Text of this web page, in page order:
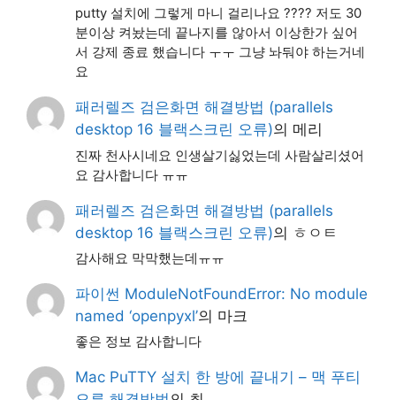
putty 설치에 그렇게 마니 걸리나요 ???? 저도 30
분이상 켜놨는데 끝나지를 않아서 이상한가 싶어
서 강제 종료 했습니다 ㅜㅜ 그냥 놔둬야 하는거네
요
패러렐즈 검은화면 해결방법 (parallels
desktop 16 블랙스크린 오류)의 메리
진짜 천사시네요 인생살기싫었는데 사람살리셨어
요 감사합니다 ㅠㅠ
패러렐즈 검은화면 해결방법 (parallels
desktop 16 블랙스크린 오류)의 ㅎㅇㅌ
감사해요 막막했는데ㅠㅠ
파이썬 ModuleNotFoundError: No module
named ‘openpyxl’의 마크
좋은 정보 감사합니다
Mac PuTTY 설치 한 방에 끝내기 – 맥 푸티